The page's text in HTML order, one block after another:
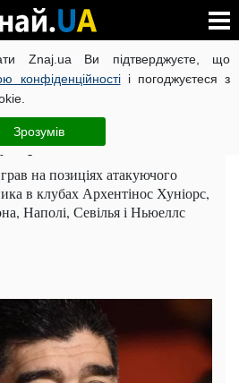
Znaj.ua Ви підтверджуєте, що
конфіденційностіі погоджуєтеся з
Зрозумів
УКРАЇНИ КОРОНАВІРУС В УКРАЇНІ
ЧИТАТЬ НА РУССКОМ
терміново шпиталювали
на позиціях атакуючого
в клубах Архентінос Хуніорс,
Наполі, Севілья і Ньюеллс